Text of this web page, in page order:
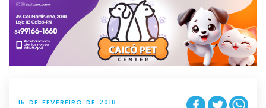
g
t
i
o
n
15 DE FEVEREIRO DE 2018